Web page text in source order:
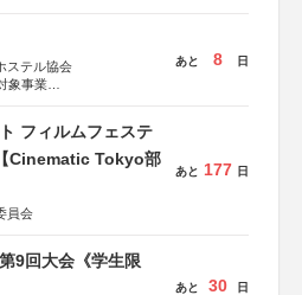
ステル協会
象事業
あと 8 日
フィルムフェステ
Cinematic Tokyo部
員会
あと 177 日
9回大会《学生限
あと 30 日